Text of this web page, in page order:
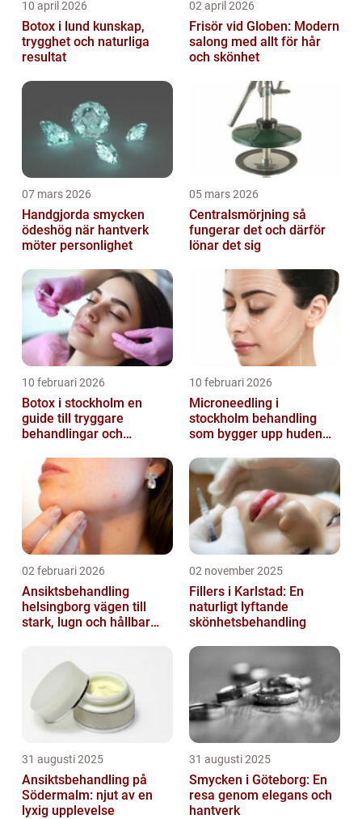
10 april 2026
Botox i lund kunskap,
trygghet och naturliga
resultat
02 april 2026
Frisör vid Globen: Modern
salong med allt för hår
och skönhet
07 mars 2026
Handgjorda smycken
ödeshög när hantverk
möter personlighet
05 mars 2026
Centralsmörjning så
fungerar det och därför
lönar det sig
10 februari 2026
Botox i stockholm en
guide till tryggare
behandlingar och
10 februari 2026
Microneedling i
stockholm behandling
som bygger upp huden
02 februari 2026
Ansiktsbehandling
helsingborg vägen till
stark, lugn och hållbar
02 november 2025
Fillers i Karlstad: En
naturligt lyftande
skönhetsbehandling
31 augusti 2025
Ansiktsbehandling på
Södermalm: njut av en
lyxig upplevelse
31 augusti 2025
Smycken i Göteborg: En
resa genom elegans och
hantverk